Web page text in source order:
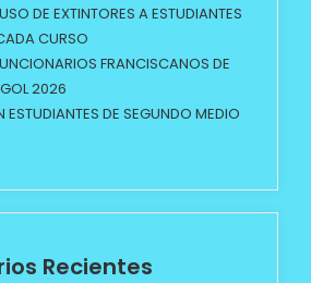
DE EXTINTORES A ESTUDIANTES
CURSO
FRANCISCANOS DE
2026
DE SEGUNDO MEDIO
Recientes